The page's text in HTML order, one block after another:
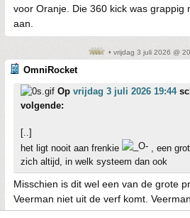
voor Oranje. Die 360 kick was grappig
aan.
• vrijdag 3 juli 2026 @
OmniRocket
Op vrijdag 3 juli 2026 19:44
volgende:
[..]
het ligt nooit aan frenkie
, een
zich altijd, in welk systeem dan ook
Misschien is dit wel een van de grote
Veerman niet uit de verf komt.
niet gelopen wordt. Frenkie ziet dat